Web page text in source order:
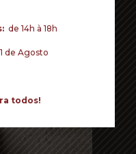
de 14h à 18h
de Agosto
todos!